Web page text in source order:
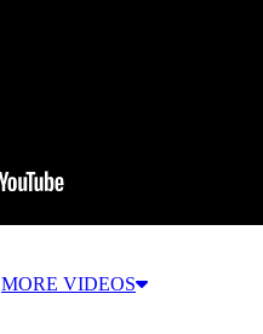
MORE VIDEOS